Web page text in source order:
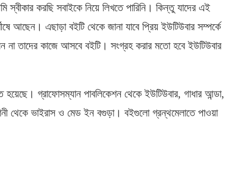
করছি সবাইকে নিয়ে লিখতে পারিনি। কিন্তু যাদের এই
আছেন। এছাড়া বইটি থেকে জানা যাবে প্রিয় ইউটিউবার সম্পর্কে
না তাদের কাজে আসবে বইটি। সংগ্রহ করার মতো হবে ইউটিউবার
গ্রাফোসম্যান পাবলিকেশন থেকে ইউটিউবার, গাধার আন্ডা,
থেকে ভাইরাস ও মেড ইন বগুড়া। বইগুলো গ্রন্থমেলাতে পাওয়া